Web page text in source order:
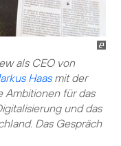
als CEO von
Haasmit der
Ambitionen für das
und das
Das Gespräch